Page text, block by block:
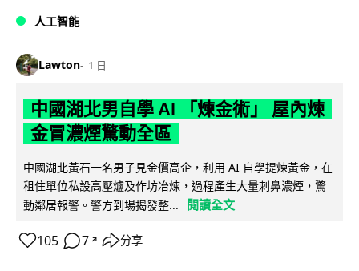
人工智能
Lawton 1 日
中國湖北男自學 AI 「煉金術」 屋內煉
金冒濃煙驚動全區
中國湖北黃石一名男子見金價高企，利用 AI 自學提煉黃金，在
租住單位私設高壓爐及作坊冶煉，過程產生大量刺鼻濃煙，驚
動鄰居報警。警方到場揭發整...
閱讀全文
105 7 ↗ 分享